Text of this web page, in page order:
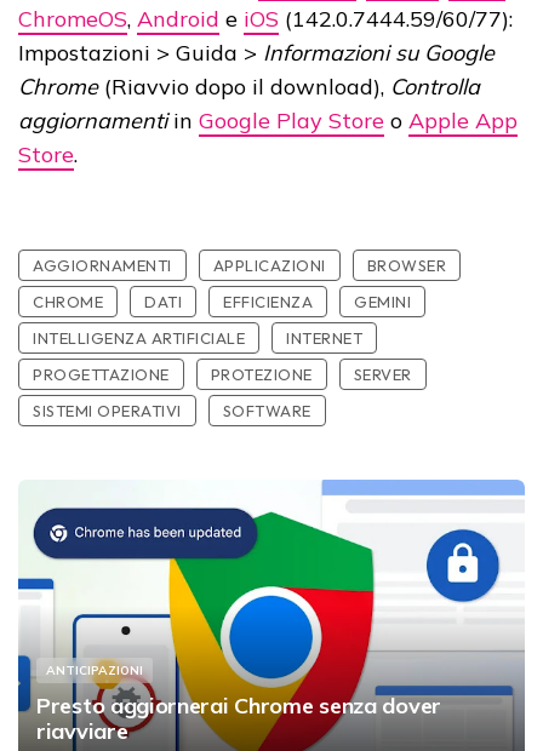
ChromeOS, Android e iOS (142.0.7444.59/60/77):
Impostazioni > Guida > Informazioni su Google
Chrome(Riavvio dopo il download), Controlla
aggiornamentiin Google Play Store o Apple App
Store.
AGGIORNAMENTI APPLICAZIONI
BROWSER
CHROME
DATI EFFICIENZA
GEMINI
INTELLIGENZA ARTIFICIALE
INTERNET
PROGETTAZIONE
PROTEZIONE
SERVER
SISTEMI OPERATIVI
SOFTWARE
ANTICIPAZIONI
Presto aggiornerai Chrome senza dover
riavviare